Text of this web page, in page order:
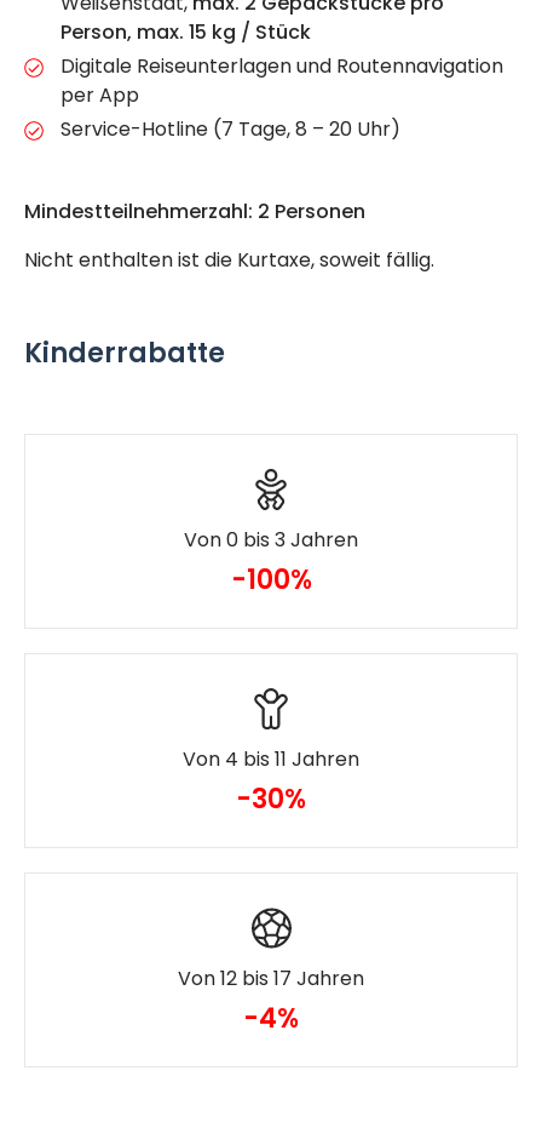
Person, max. 15 kg / Stück
Digitale Reiseunterlagen und Routennavigation
per App
Service-Hotline (7 Tage, 8 – 20 Uhr)
Mindestteilnehmerzahl: 2 Personen
Nicht enthalten ist die Kurtaxe, soweit fällig.
Kinderrabatte
Von 0 bis 3 Jahren
-100%
Von 4 bis 11 Jahren
-30%
Von 12 bis 17 Jahren
-4%